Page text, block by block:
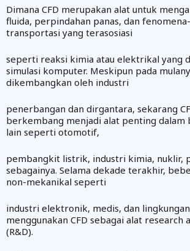
Dimana CFD merupakan alat untuk
fluida, perpindahan panas, dan
transportasi yang terasosiasi
seperti reaksi kimia atau elektrikal yang
simulasi komputer. Meskipun pada
dikembangkan oleh industri
penerbangan dan dirgantara, sekarang
berkembang menjadi alat penting dalam
lain seperti otomotif,
pembangkit listrik, industri kimia, nuklir,
sebagainya. Selama dekade terakhir,
non-mekanikal seperti
industri elektronik, medis, dan
menggunakan CFD sebagai alat research
(R&D).